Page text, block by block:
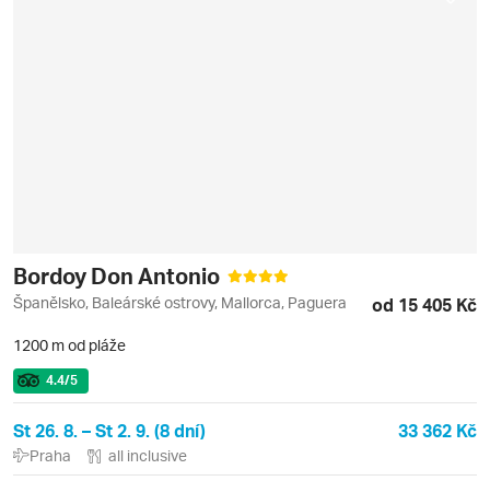
Bordoy Don Antonio
Španělsko, Baleárské ostrovy, Mallorca, Paguera od 15 405 Kč
1200 m od pláže
4.4/5
St 26. 8. – St 2. 9. (8 dní) 33 362 Kč
Praha all inclusive